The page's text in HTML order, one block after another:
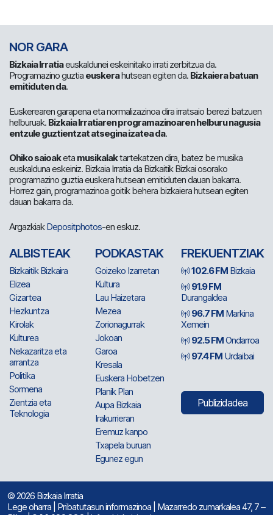
NOR GARA
Bizkaia Irratiaeuskaldunei eskeinitako irrati zerbitzua da.
Programazino guztia euskerahutsean egiten da. Bizkaiera batuan
emitiduten da.
Euskerearen garapena eta normalizazinoa dira irratsaio berezi batzuen
helburuak. Bizkaia Irratiaren programazinoaren helburu nagusia
entzule guztientzat atsegina izatea da.
Ohiko saioaketa musikalaktartekatzen dira, batez be musika
euskalduna eskeiniz. Bizkaia Irratia da Bizkaitik Bizkai osorako
programazino guztia euskera hutsean emitiduten dauan bakarra.
Horrez gain, programazinoa goitik behera bizkaiera hutsean egiten
dauan bakarra da.
ArgazkiakDepositphotos-en eskuz.
ALBISTEAK
Bizkaitik Bizkaira
Elizea
Gizartea
Hezkuntza
Kirolak
Kulturea
Nekazaritza eta
arrantza
Politika
Sormena
Zientzia eta
Teknologia
PODKASTAK
Goizeko Izarretan
Kultura
Lau Haizetara
Mezea
Zorionagurrak
Jokoan
Garoa
Kresala
Euskera Hobetzen
Planik Plan
Aupa Bizkaia
Irakurrieran
Eremuz kanpo
Txapela buruan
Egunez egun
FREKUENTZIAK
102.6 FM Bizkaia
91.9 FM
Durangaldea
96.7 FM Markina
Xemein
92.5 FMOndarroa
97.4 FM Urdaibai
Publizidadea
© 2026 Bizkaia Irratia
Lege oharra Pribatutasun informazinoa | Mazarredo zumarkalea 47, 7 –